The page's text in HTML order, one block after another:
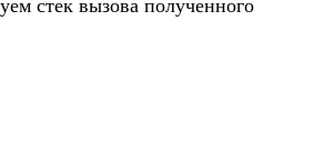
стек вызова получен­ного